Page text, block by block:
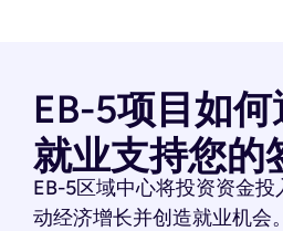
EB-5项目如
就业支持您的
EB-5区域中心将投资资金
动经济增长并创造就业机会